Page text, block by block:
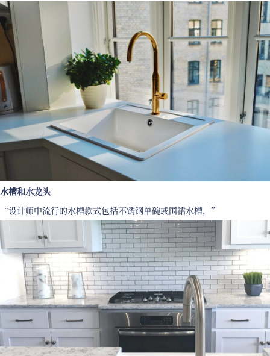
水槽和水龙头
“设计师中流行的水槽款式包括不锈钢单碗或围裙水槽，”